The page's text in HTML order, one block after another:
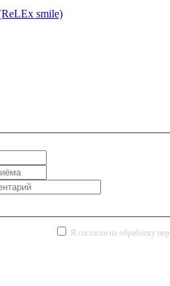
smile)
Я согласен на обработку